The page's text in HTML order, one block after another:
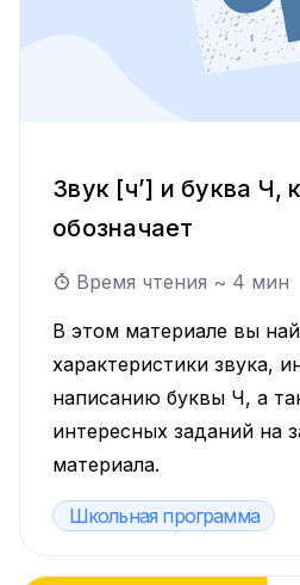
Звук [ч’] и буква Ч,
обозначает
Время чтения ~ 4 мин
В этом материале вы
характеристики звука,
написанию буквы Ч, а
интересных заданий на
материала.
Школьная программа